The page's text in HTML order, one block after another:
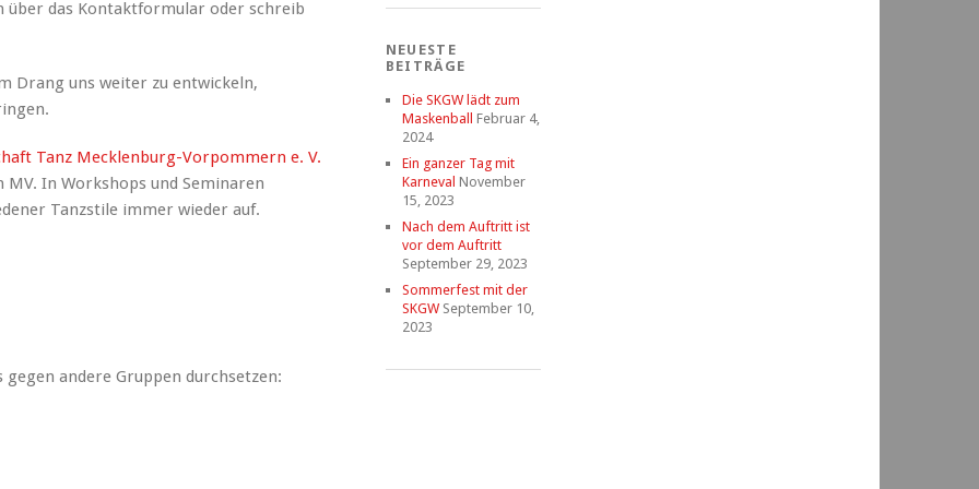
über das Kontaktformular oder schreib
Drang uns weiter zu entwickeln,
Tanz Mecklenburg-Vorpommern e. V.
In Workshops und Seminaren
Tanzstile immer wieder auf.
andere Gruppen durchsetzen:
NEUESTE
BEITRÄGE
Die SKGW lädt zum
Maskenball Februar 4,
2024
Ein ganzer Tag mit
Karneval November
15, 2023
Nach dem Auftritt ist
vor dem Auftritt
September 29, 2023
Sommerfest mit der
SKGW September 10,
2023